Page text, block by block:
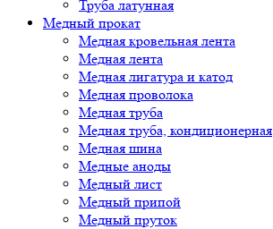
Труба латунная
Медный прокат
Медная кровельная лента
Медная лента
Медная лигатура и катод
Медная проволока
Медная труба
Медная труба, кондиционерная
Медная шина
Медные аноды
Медный лист
Медный припой
Медный пруток